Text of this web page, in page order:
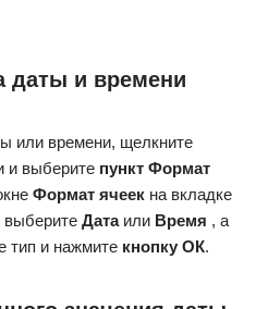
даты и времени
или времени, щелкните
и выберите пункт Формат
Формат ячеек на вкладке
выберите Датаили Время , а
тип и нажмите кнопку ОК.